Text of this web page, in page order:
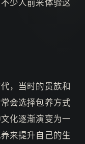
，当时的贵族和
会选择包养方式
化逐渐演变为一
来提升自己的生